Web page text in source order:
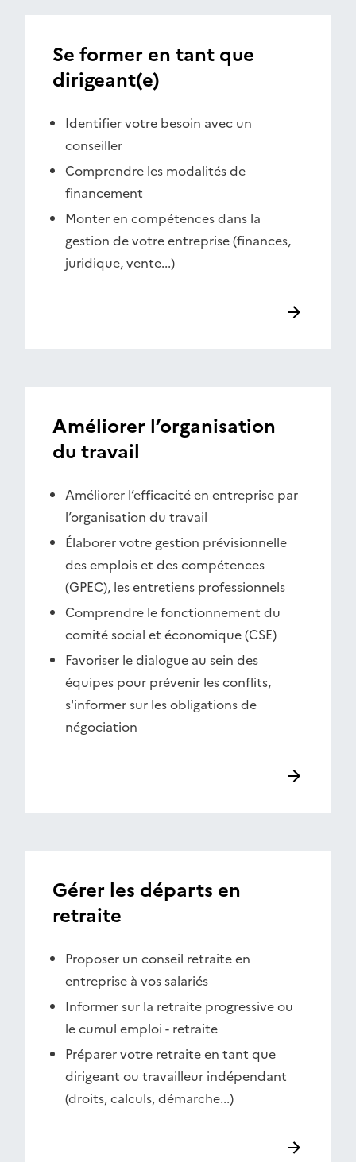
Se former en tant que
dirigeant(e)
Identifier votre besoin avec un
conseiller
Comprendre les modalités de
financement
Monter en compétences dans la
gestion de votre entreprise (finances,
juridique, vente...)
Améliorer l’organisation
du travail
Améliorer l’efficacité en entreprise par
l’organisation du travail
Élaborer votre gestion prévisionnelle
des emplois et des compétences
(GPEC), les entretiens professionnels
Comprendre le fonctionnement du
comité social et économique (CSE)
Favoriser le dialogue au sein des
équipes pour prévenir les conflits,
s'informer sur les obligations de
négociation
Gérer les départs en
retraite
Proposer un conseil retraite en
entreprise à vos salariés
Informer sur la retraite progressive ou
le cumul emploi - retraite
Préparer votre retraite en tant que
dirigeant ou travailleur indépendant
(droits, calculs, démarche...)